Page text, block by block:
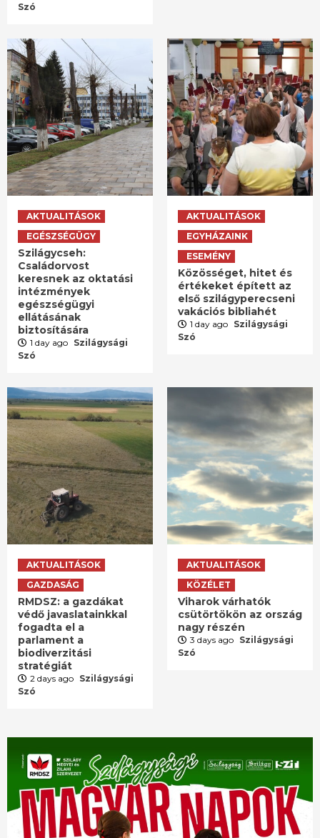
Szó
AKTUALITÁSOK
EGÉSZSÉGÜGY
Szilágycseh:
Családorvost
keresnek az oktatási
intézmények
egészségügyi
ellátásának
biztosítására
1 day ago Szilágysági
Szó
AKTUALITÁSOK
EGYHÁZAINK
ESEMÉNY
Közösséget, hitet és
értékeket épített az
első szilágyperecseni
vakációs bibliahét
1 day ago Szilágysági
Szó
AKTUALITÁSOK
GAZDASÁG
RMDSZ: a gazdákat
védő javaslatainkkal
fogadta el a
parlament a
biodiverzitási
stratégiát
2 days ago Szilágysági
Szó
AKTUALITÁSOK
KÖZÉLET
Viharok várhatók
csütörtökön az ország
nagy részén
3 days ago Szilágysági
Szó